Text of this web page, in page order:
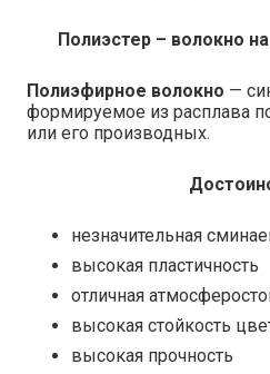
Полиэстер – волокно
Полиэфирное волокно —
формируемое из расплава
или его производных.
незначительная
высокая пластичность
отличная
высокая стойкость
высокая прочность